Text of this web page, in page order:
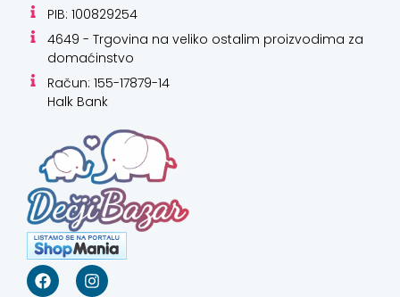
PIB: 100829254
4649 - Trgovina na veliko ostalim proizvodima za
domaćinstvo
Račun: 155-17879-14
Halk Bank
Kako mogu da
pomognem?